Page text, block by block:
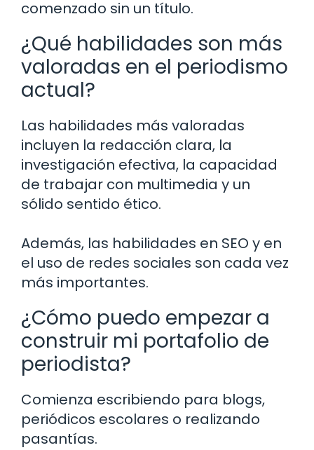
comenzado sin un título.
¿Qué habilidades son más
valoradas en el periodismo
actual?
Las habilidades más valoradas
incluyen la redacción clara, la
investigación efectiva, la capacidad
de trabajar con multimedia y un
sólido sentido ético.
Además, las habilidades en SEO y en
el uso de redes sociales son cada vez
más importantes.
¿Cómo puedo empezar a
construir mi portafolio de
periodista?
Comienza escribiendo para blogs,
periódicos escolares o realizando
pasantías.